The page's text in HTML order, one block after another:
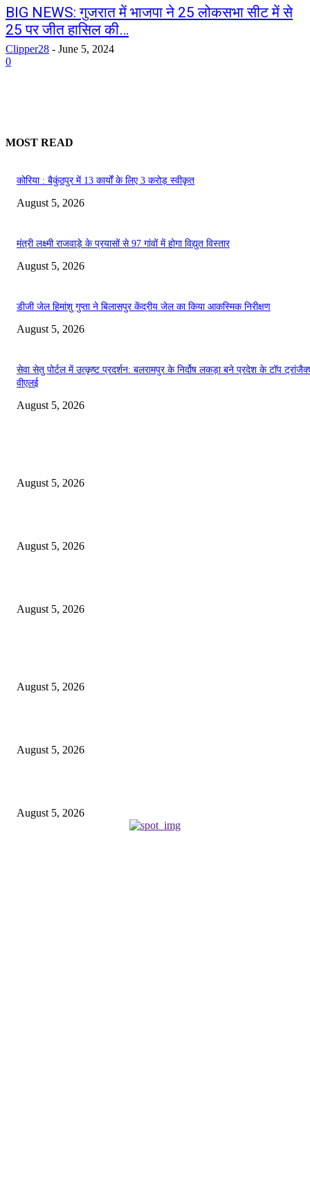
BIG NEWS: गुजरात में भाजपा ने 25 लोकसभा सीट में से
25 पर जीत हासिल की…
Clipper28 - June 5, 2024
0
MOST READ
कोरिया : बैकुंठपुर में 13 कार्यों के लिए 3 करोड़ स्वीकृत
August 5, 2026
मंत्री लक्ष्मी राजवाड़े के प्रयासों से 97 गांवों में होगा विद्युत विस्तार
August 5, 2026
डीजी जेल हिमांशु गुप्ता ने बिलासपुर केंद्रीय जेल का किया आकस्मिक निरीक्षण
August 5, 2026
सेवा सेतु पोर्टल में उत्कृष्ट प्रदर्शन: बलरामपुर के निर्दोष लकड़ा बने प्रदेश के टॉप
वीएलई
August 5, 2026
August 5, 2026
August 5, 2026
August 5, 2026
August 5, 2026
August 5, 2026
August 5, 2026